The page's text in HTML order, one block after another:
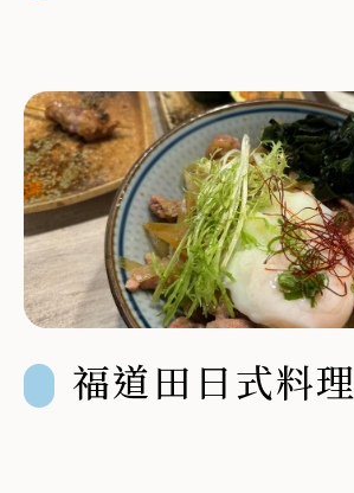
福道田日式料理